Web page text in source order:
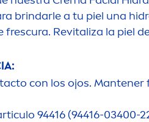
brindarle a tu piel una
frescura. Revitaliza la piel
con los ojos. Mantener
94416 (94416-03400-